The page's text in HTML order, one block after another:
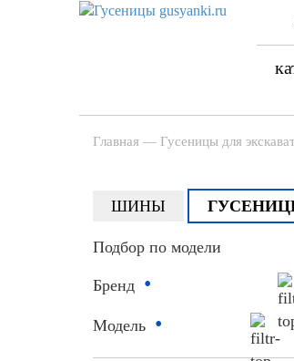
Главная — Гусеницы для
ШИНЫ
Подбор по модели
Бренд •
Модель •